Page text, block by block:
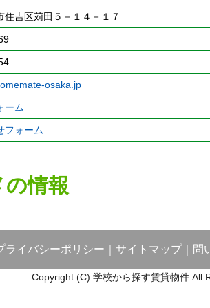
住吉区苅田５－１４－１７
osaka.jp
ーム
フォーム
情報
ライバシーポリシー サイトマップ｜ 問
Copyright (C) 学校から探す賃貸物件 All